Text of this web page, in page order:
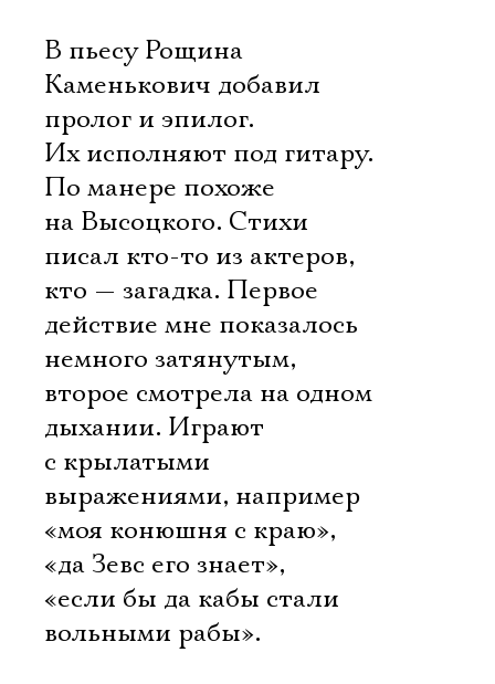
В пьесу Рощина
Каменькович добавил
пролог и эпилог.
Их исполняют под гитару.
По манере похоже
на Высоцкого. Стихи
писал кто-то из актеров,
кто — загадка. Первое
действие мне показалось
немного затянутым,
второе смотрела на одном
дыхании. Играют
с крылатыми
выражениями, например
«моя конюшня с краю»,
«да Зевс его знает»,
«если бы да кабы стали
вольными рабы».